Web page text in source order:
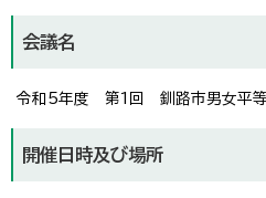
会議名
令和5年度 第1回 釧路市男女平等
開催日時及び場所